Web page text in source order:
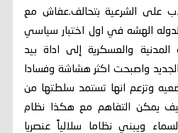
على الشرعية بتحالف.عفاش مع
الهشه في اول اختبار سياسي
والعسكرية إلى اداة بيد
واصبحت اكثر هشاشة وفسادا
وتزعم انها تستمد سلطتها من
يمكن التفاهم مع هكذا نظام
ويبني نظاما سلالياً عنصريا